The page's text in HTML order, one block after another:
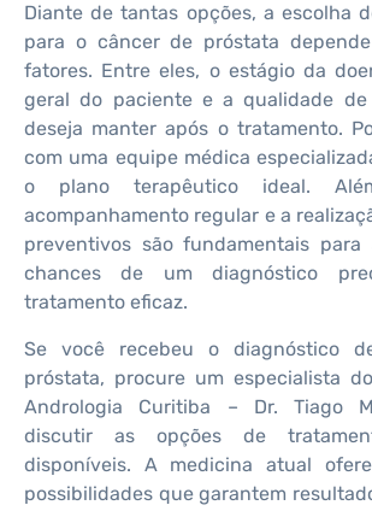
Diante de tantas opções, a escolha
para o câncer de próstata
fatores. Entre eles, o estágio da
geral do paciente e a qualidade
deseja manter após o tratamento.
com uma equipe médica
o plano terapêutico ideal.
acompanhamento regular e a
preventivos são fundamentais para
chances de um diagnóstico
tratamento eficaz.
Se você recebeu o diagnóstico
próstata, procure um especialista
Andrologia Curitiba – Dr. Tiago
discutir as opções de
disponíveis. A medicina atual
possibilidades que garantem